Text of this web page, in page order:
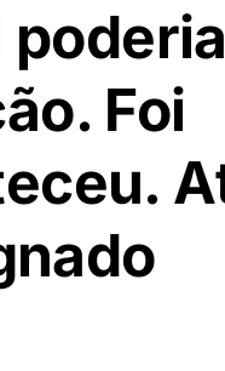
poderia
Foi